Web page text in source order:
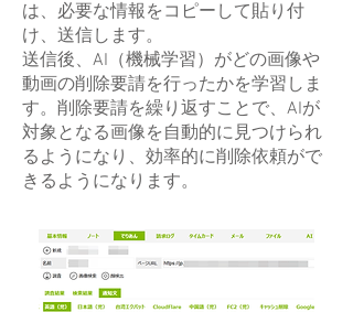
は、必要な情報をコピーして貼り付
け、送信します。
送信後、AI（機械学習）がどの画像や
動画の削除要請を行ったかを学習しま
す。削除要請を繰り返すことで、AIが
対象となる画像を自動的に見つけられ
るようになり、効率的に削除依頼がで
きるようになります。